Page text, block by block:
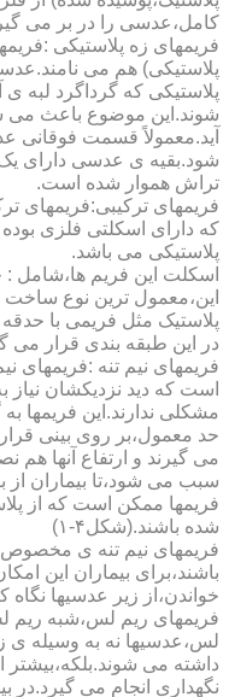
کامل،عدسی را در بر می
فریمهای زه پلاستیکی
پلاستیکی) هم می
پلاستیکی که گرداگرد لبه ی
شوند.این موضوع باعث می
آید.معمولاً قسمت فوقانی
شود.بقیه ی عدسی دارای
تراش هموار شده است.
فریمهای ترکیبی:فریمهای
که دارای اسکلتی فلزی
پلاستیکی می باشد.
اسکلت این فریم
این،معمول ترین نوع
پلاستیک مثل فریمی با
در این طبقه بندی قرار می
فریمهای نیم تنه
است که دید نزدیکشان نیاز
مشکلی ندارند.این فریمها
حد معمول،بر روی بینی قرار
می گیرند و ارتفاع آنها
سبب می شود،تا بیماران از
فریمها ممکن است که از
شده باشند.(شکل۴-۱)
فریمهای نیم تنه ی مخصوص
باشند،برای بیماران این
خواندن،از زیر عدسیها نگاه
فریمهای ریم لس،شبه ریم
لس،عدسیها نه به وسیله ی
داشته می شوند.بلکه،بیشتر
نگهداری انجام می